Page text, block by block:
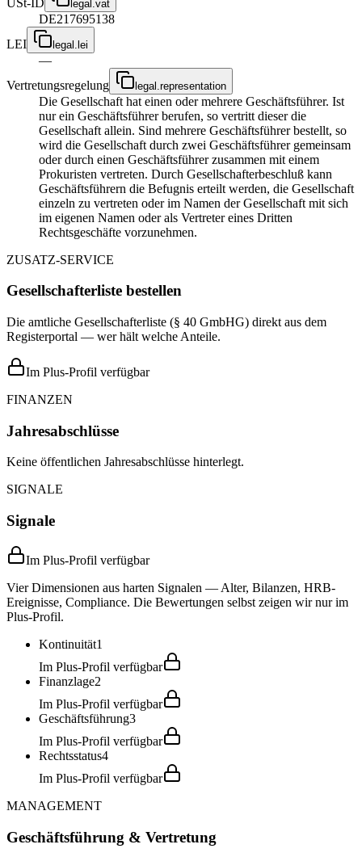
legal.vat
DE217695138
LEI
legal.lei
—
Vertretungsregelung
legal.representation
Die Gesellschaft hat einen oder mehrere Geschäftsführer. Ist
nur ein Geschäftsführer berufen, so vertritt dieser die
Gesellschaft allein. Sind mehrere Geschäftsführer bestellt, so
wird die Gesellschaft durch zwei Geschäftsführer gemeinsam
oder durch einen Geschäftsführer zusammen mit einem
Prokuristen vertreten. Durch Gesellschafterbeschluß kann
Geschäftsführern die Befugnis erteilt werden, die Gesellschaft
einzeln zu vertreten oder im Namen der Gesellschaft mit sich
im eigenen Namen oder als Vertreter eines Dritten
Rechtsgeschäfte vorzunehmen.
ZUSATZ-SERVICE
Gesellschafterliste bestellen
Die amtliche Gesellschafterliste (§ 40 GmbHG) direkt aus dem
Registerportal — wer hält welche Anteile.
Im Plus-Profil verfügbar
FINANZEN
Jahresabschlüsse
Keine öffentlichen Jahresabschlüsse hinterlegt.
SIGNALE
Signale
Im Plus-Profil verfügbar
Vier Dimensionen aus harten Signalen — Alter, Bilanzen, HRB-
Ereignisse, Compliance. Die Bewertungen selbst zeigen wir nur im
Plus-Profil.
Kontinuität1
Im Plus-Profil verfügbar
Finanzlage2
Im Plus-Profil verfügbar
Geschäftsführung3
Im Plus-Profil verfügbar
Rechtsstatus4
Im Plus-Profil verfügbar
MANAGEMENT
Geschäftsführung & Vertretung